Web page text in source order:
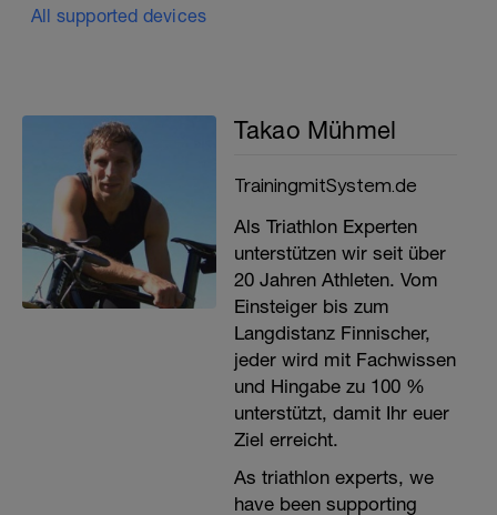
All supported devices
Takao Mühmel
TrainingmitSystem.de
Als Triathlon Experten
unterstützen wir seit über
20 Jahren Athleten. Vom
Einsteiger bis zum
Langdistanz Finnischer,
jeder wird mit Fachwissen
und Hingabe zu 100 %
unterstützt, damit Ihr euer
Ziel erreicht.
As triathlon experts, we
have been supporting